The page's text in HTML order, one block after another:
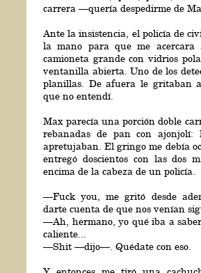
carrera —quería despedirme de
Ante la insistencia, el policía de
la mano para que me
camioneta grande con vidrios
ventanilla abierta. Uno de los
planillas. De afuera le gritaban
que no entendí.
Max parecía una porción doble
rebanadas de pan con ajonjolí:
apretujaban. El gringo me debía
entregó doscientos con las dos
encima de la cabeza de un policía.
—Fuck you, me gritó desde
darte cuenta de que nos venían
—Ah, hermano, yo qué iba a
caliente...
—Shit —dijo—. Quédate con eso.